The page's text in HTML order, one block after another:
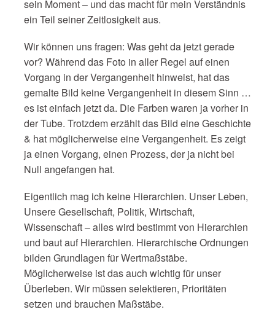
sein Moment – und das macht für mein Verständnis
ein Teil seiner Zeitlosigkeit aus.
Wir können uns fragen: Was geht da jetzt gerade
vor? Während das Foto in aller Regel auf einen
Vorgang in der Vergangenheit hinweist, hat das
gemalte Bild keine Vergangenheit in diesem Sinn …
es ist einfach jetzt da. Die Farben waren ja vorher in
der Tube. Trotzdem erzählt das Bild eine Geschichte
& hat möglicherweise eine Vergangenheit. Es zeigt
ja einen Vorgang, einen Prozess, der ja nicht bei
Null angefangen hat.
Eigentlich mag ich keine Hierarchien. Unser Leben,
Unsere Gesellschaft, Politik, Wirtschaft,
Wissenschaft – alles wird bestimmt von Hierarchien
und baut auf Hierarchien. Hierarchische Ordnungen
bilden Grundlagen für Wertmaßstäbe.
Möglicherweise ist das auch wichtig für unser
Überleben. Wir müssen selektieren, Prioritäten
setzen und brauchen Maßstäbe.